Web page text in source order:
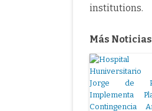
institutions.
Más Noticias